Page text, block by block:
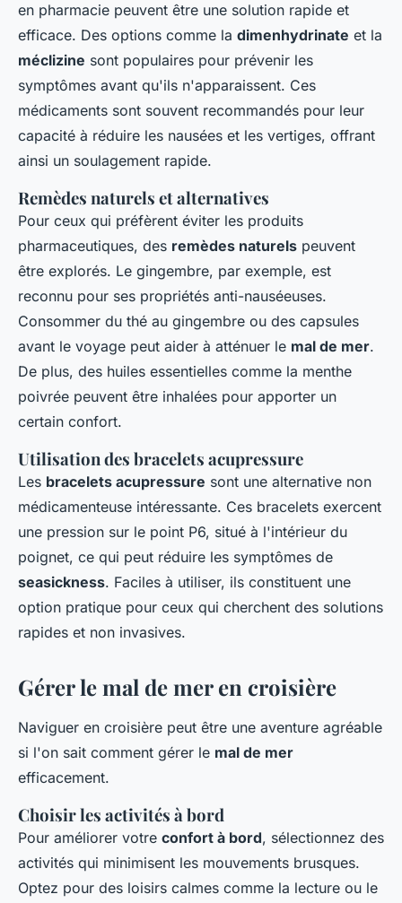
en pharmacie peuvent être une solution rapide et
efficace. Des options comme la dimenhydrinate et la
méclizine sont populaires pour prévenir les
symptômes avant qu'ils n'apparaissent. Ces
médicaments sont souvent recommandés pour leur
capacité à réduire les nausées et les vertiges, offrant
ainsi un soulagement rapide.
Remèdes naturels et alternatives
Pour ceux qui préfèrent éviter les produits
pharmaceutiques, des remèdes naturels peuvent
être explorés. Le gingembre, par exemple, est
reconnu pour ses propriétés anti-nauséeuses.
Consommer du thé au gingembre ou des capsules
avant le voyage peut aider à atténuer le mal de mer.
De plus, des huiles essentielles comme la menthe
poivrée peuvent être inhalées pour apporter un
certain confort.
Utilisation des bracelets acupressure
Les bracelets acupressure sont une alternative non
médicamenteuse intéressante. Ces bracelets exercent
une pression sur le point P6, situé à l'intérieur du
poignet, ce qui peut réduire les symptômes de
seasickness. Faciles à utiliser, ils constituent une
option pratique pour ceux qui cherchent des solutions
rapides et non invasives.
Gérer le mal de mer en croisière
Naviguer en croisière peut être une aventure agréable
si l'on sait comment gérer le mal de mer
efficacement.
Choisir les activités à bord
Pour améliorer votre confort à bord, sélectionnez des
activités qui minimisent les mouvements brusques.
Optez pour des loisirs calmes comme la lecture ou le